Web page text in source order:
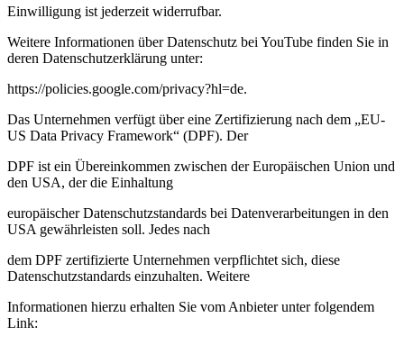
Einwilligung ist jederzeit widerrufbar.
Weitere Informationen über Datenschutz bei YouTube finden Sie in
deren Datenschutzerklärung unter:
https://policies.google.com/privacy?hl=de.
Das Unternehmen verfügt über eine Zertifizierung nach dem „EU-
US Data Privacy Framework“ (DPF). Der
DPF ist ein Übereinkommen zwischen der Europäischen Union und
den USA, der die Einhaltung
europäischer Datenschutzstandards bei Datenverarbeitungen in den
USA gewährleisten soll. Jedes nach
dem DPF zertifizierte Unternehmen verpflichtet sich, diese
Datenschutzstandards einzuhalten. Weitere
Informationen hierzu erhalten Sie vom Anbieter unter folgendem
Link: